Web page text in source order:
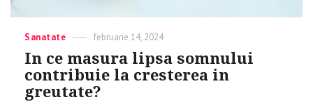
Categories
Sanatate
Posted
februarie 14, 2024
In ce masura lipsa somnului
contribuie la cresterea in
greutate?